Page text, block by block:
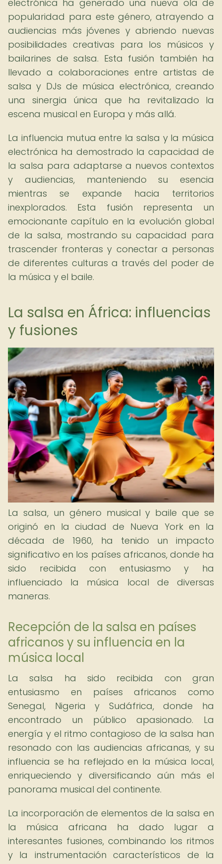
electrónica ha generado una nueva ola de
popularidad para este género, atrayendo a
audiencias más jóvenes y abriendo nuevas
posibilidades creativas para los músicos y
bailarines de salsa. Esta fusión también ha
llevado a colaboraciones entre artistas de
salsa y DJs de música electrónica, creando
una sinergia única que ha revitalizado la
escena musical en Europa y más allá.
La influencia mutua entre la salsa y la música
electrónica ha demostrado la capacidad de
la salsa para adaptarse a nuevos contextos
y audiencias, manteniendo su esencia
mientras se expande hacia territorios
inexplorados. Esta fusión representa un
emocionante capítulo en la evolución global
de la salsa, mostrando su capacidad para
trascender fronteras y conectar a personas
de diferentes culturas a través del poder de
la música y el baile.
La salsa en África: influencias
y fusiones
La salsa, un género musical y baile que se
originó en la ciudad de Nueva York en la
década de 1960, ha tenido un impacto
significativo en los países africanos, donde ha
sido recibida con entusiasmo y ha
influenciado la música local de diversas
maneras.
Recepción de la salsa en países
africanos y su influencia en la
música local
La salsa ha sido recibida con gran
entusiasmo en países africanos como
Senegal, Nigeria y Sudáfrica, donde ha
encontrado un público apasionado. La
energía y el ritmo contagioso de la salsa han
resonado con las audiencias africanas, y su
influencia se ha reflejado en la música local,
enriqueciendo y diversificando aún más el
panorama musical del continente.
La incorporación de elementos de la salsa en
la música africana ha dado lugar a
interesantes fusiones, combinando los ritmos
y la instrumentación característicos de la